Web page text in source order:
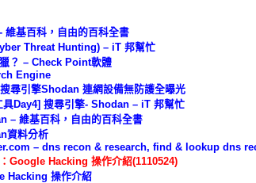
維基百科，自由的百科全書
Threat Hunting) – iT 邦幫忙
？ – Check Point軟體
Engine
尋引擎Shodan 連網設備無防護全曝光
具Day4] 搜尋引擎- Shodan – iT 邦幫忙
– 維基百科，自由的百科全書
資料分析
– dns recon & research, find & lookup dns
Google Hacking 操作介紹(1110524)
Hacking 操作介紹